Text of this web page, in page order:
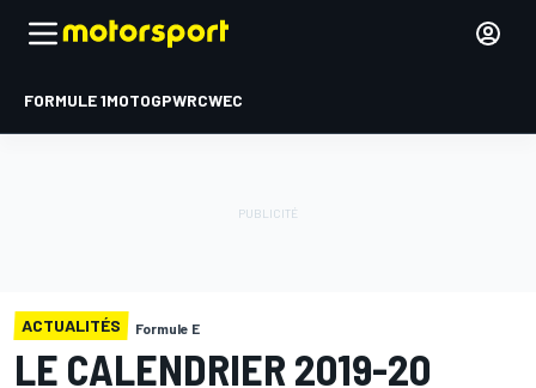
FORMULE 1MOTOGPWRCWEC
ACTUALITÉS Formule E
LE CALENDRIER 2019-20